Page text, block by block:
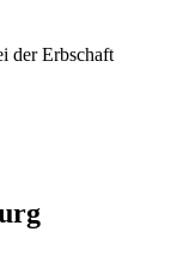
der Erbschaft